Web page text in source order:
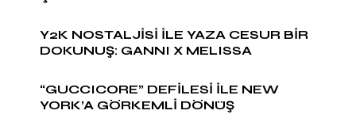
Y2K NOSTALJİSİ İLE YAZA CESUR BİR
DOKUNUŞ: GANNI X MELISSA
“GUCCICORE” DEFİLESİ İLE NEW
YORK’A GÖRKEMLİ DÖNÜŞ